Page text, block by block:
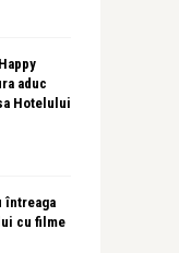
aduc
Hotelului
întreaga
cu filme